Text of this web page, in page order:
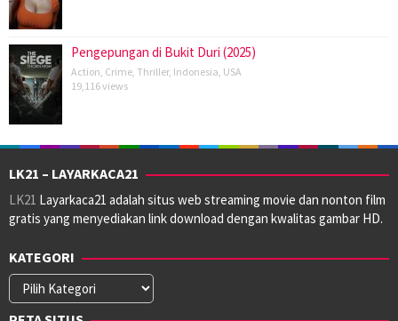
Pengepungan di Bukit Duri (2025)
Action Crime Thriller, Indonesia USA
19,116 views
LK21 – LAYARKACA21
LK21 Layarkaca21 adalah situs web streaming movie dan nonton film
gratis yang menyediakan link download dengan kwalitas gambar HD.
KATEGORI
Kategori